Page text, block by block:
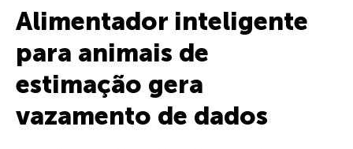
Alimentador inteligente
para animais de
estimação gera
vazamento de dados